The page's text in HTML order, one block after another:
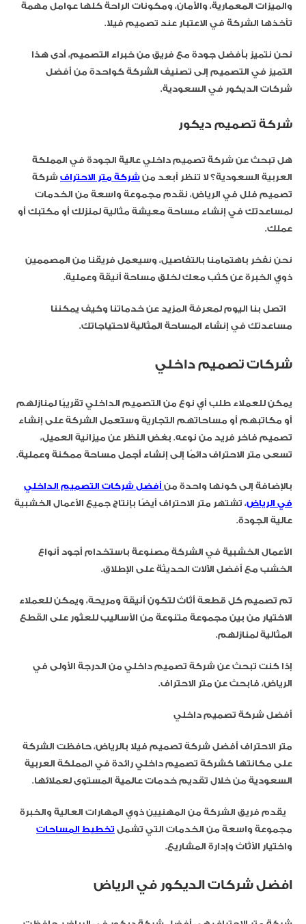
والميزات المعمارية، والأمان، ومكونات الراحة كلها عوامل مهمة
تأخذها الشركة في الاعتبار عند تصميم فيلا.
نحن نتميز بأفضل جودة مع فريق من خبراء التصميم، أدى هذا
التميز في التصميم إلى تصنيف الشركة كواحدة من أفضل
شركات الديكور في السعودية.
شركة تصميم ديكور
هل تبحث عن شركة تصميم داخلي عالية الجودة في المملكة
العربية السعودية؟ لا تنظر أبعد من شركة متر الاحتراف شركة
تصميم فلل في الرياض، نقدم مجموعة واسعة من الخدمات
لمساعدتك في إنشاء مساحة معيشة مثالية لمنزلك أو مكتبك أو
عملك.
نحن نفخر باهتمامنا بالتفاصيل، وسيعمل فريقنا من المصممين
ذوي الخبرة عن كثب معك لخلق مساحة أنيقة وعملية.
اتصل بنا اليوم لمعرفة المزيد عن خدماتنا وكيف يمكننا
مساعدتك في إنشاء المساحة المثالية لاحتياجاتك.
شركات تصميم داخلي
يمكن للعملاء طلب أي نوع من التصميم الداخلي تقريبًا لمنازلهم
أو مكاتبهم أو مساحاتهم التجارية وستعمل الشركة على إنشاء
تصميم فاخر فريد من نوعه. بغض النظر عن ميزانية العميل،
تسعى متر الاحتراف دائمًا إلى إنشاء أجمل مساحة ممكنة وعملية.
بالإضافة إلى كونها واحدة من أفضل شركات التصميم الداخلي
في الرياض، تشتهر متر الاحتراف أيضًا بإنتاج جميع الأعمال الخشبية
عالية الجودة.
الأعمال الخشبية في الشركة مصنوعة باستخدام أجود أنواع
الخشب مع أفضل الآلات الحديثة على الإطلاق.
تم تصميم كل قطعة أثاث لتكون أنيقة ومريحة، ويمكن للعملاء
الاختيار من بين مجموعة متنوعة من الأساليب للعثور على القطع
المثالية لمنازلهم.
إذا كنت تبحث عن شركة تصميم داخلي من الدرجة الأولى في
الرياض، فابحث عن متر الاحتراف.
أفضل شركة تصميم داخلي
متر الاحتراف أفضل شركة تصميم فيلا بالرياض، حافظت الشركة
على مكانتها كشركة تصميم داخلي رائدة في المملكة العربية
السعودية من خلال تقديم خدمات عالمية المستوى لعملائها.
يقدم فريق الشركة من المهنيين ذوي المهارات العالية والخبرة
مجموعة واسعة من الخدمات التي تشمل تخطيط المساحات
واختيار الأثاث وإدارة المشاريع.
افضل شركات الديكور في الرياض